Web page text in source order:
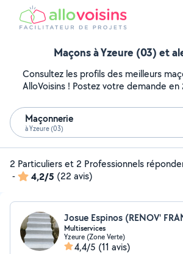
Maçons à Yzeure (03) et
Consultez les profils des meilleurs
AlloVoisins ! Postez votre demande en
Maçonnerie
à Yzeure (03)
2 Particuliers et 2 Professionnels
-
4,2/5 (22 avis)
Josue Espinos (RENOV'
Multiservices
Yzeure (Zone Verte)
4,4/5 (11 avis)